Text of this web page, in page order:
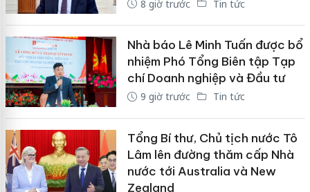
8 giờ trước Tin tức
Nhà báo Lê Minh Tuấn được bổ
nhiệm Phó Tổng Biên tập Tạp
chí Doanh nghiệp và Đầu tư
9 giờ trước Tin tức
Tổng Bí thư, Chủ tịch nước Tô
Lâm lên đường thăm cấp Nhà
nước tới Australia và New
Zealand